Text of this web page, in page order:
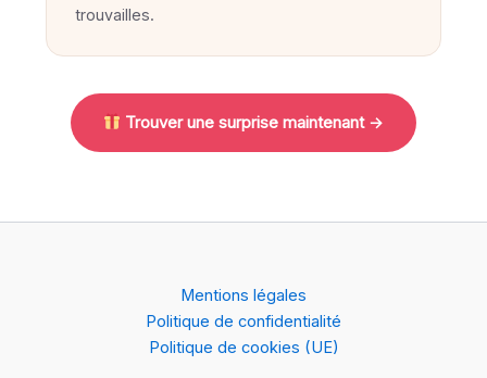
trouvailles.
Trouver une surprise maintenant →
Mentions légales
Politique de confidentialité
Politique de cookies (UE)